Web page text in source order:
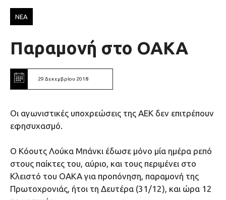
ΝΕΑ
Παραμονή στο ΟΑΚΑ
29 Δεκεμβρίου 2018
Οι αγωνιστικές υποχρεώσεις της ΑΕΚ δεν επιτρέπουν
εφησυχασμό.
Ο Κόουτς Λούκα Μπάνκι έδωσε μόνο μία ημέρα ρεπό
στους παίκτες του, αύριο, και τους περιμένει στο
Κλειστό του ΟΑΚΑ για προπόνηση, παραμονή της
Πρωτοχρονιάς, ήτοι τη Δευτέρα (31/12), και ώρα 12